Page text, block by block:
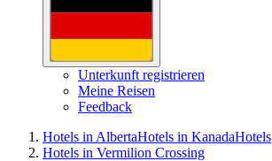
Unterkunft registrieren
Meine Reisen
Feedback
Hotels in AlbertaHotels in KanadaHotels
Hotels in Vermilion Crossing